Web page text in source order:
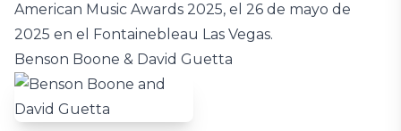
American Music Awards 2025, el 26 de mayo de
2025 en el Fontainebleau Las Vegas.
Benson Boone & David Guetta